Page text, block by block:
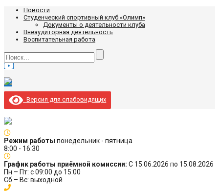
Новости
Студенческий спортивный клуб «Олимп»
Документы о деятельности клуба
Внеаудиторная деятельность
Воспитательная работа
Версия для слабовидящих
Режим работы понедельник - пятница
8:00 - 16:30
График работы приёмной комиссии: С 15.06.2026 по 15.08.2026
Пн – Пт: с 09:00 до 15:00
Сб – Вс: выходной